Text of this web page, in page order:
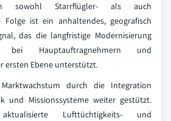
in sowohl Starrflügler- als auch
Folge ist ein anhaltendes, geografisch
das die langfristige Modernisierung
bei Hauptauftragnehmern und
ersten Ebene unterstützt.
durch die Integration
und Missionssysteme weiter gestützt.
Lufttüchtigkeits- und